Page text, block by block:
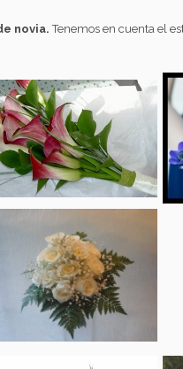
novia. Tenemos en cuenta el